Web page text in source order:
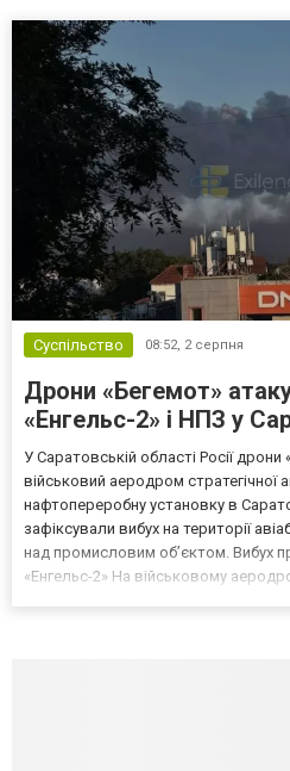
Суспільство 08:52, 2 серпня
Дрони «Бегемот»
«Енгельс-2» і НПЗ у
У Саратовській області Росії
військовий аеродром стратегічної
нафтопереробну установку в
зафіксували вибух на території
над промисловим об’єктом. Вибух
«Енгельс-2» На військовому